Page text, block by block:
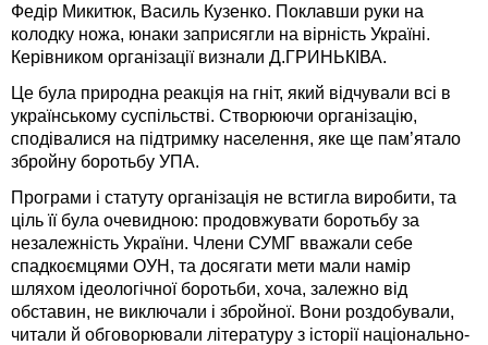
Федір Микитюк, Василь Кузенко. Поклавши руки на
колодку ножа, юнаки заприсягли на вірність Україні.
Керівником організації визнали Д.ГРИНЬКІВА.
Це була природна реакція на гніт, який відчували всі в
українському суспільстві. Створюючи організацію,
сподівалися на підтримку населення, яке ще пам’ятало
збройну боротьбу УПА.
Програми і статуту організація не встигла виробити, та
ціль її була очевидною: продовжувати боротьбу за
незалежність України. Члени СУМГ вважали себе
спадкоємцями ОУН, та досягати мети мали намір
шляхом ідеологічної боротьби, хоча, залежно від
обставин, не виключали і збройної. Вони роздобували,
читали й обговорювали літературу з історії національно-